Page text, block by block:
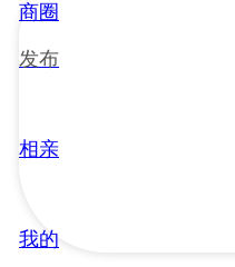
商圈
发布
相亲
我的